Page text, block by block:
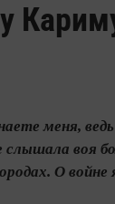
меня,
воя
О